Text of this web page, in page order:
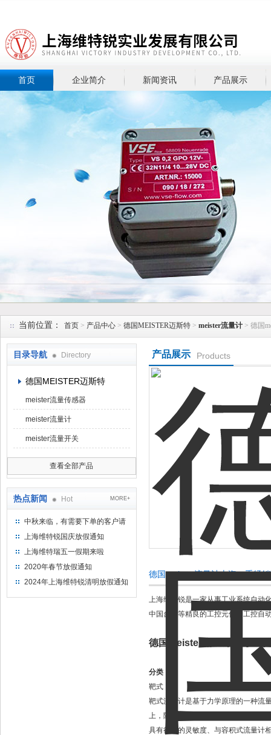
上海维特锐实业发展有限公司
首页 企业简介 新闻资讯 产品展示
当前位置： 首页 > 产品中心 > 德国MEISTER迈斯特 > meister流量计 > 德国
目录导航 Directory
德国MEISTER迈斯特
meister流量传感器
meister流量计
meister流量开关
查看全部产品
热点新闻 Hot MORE+
中秋来临，有需要下单的客户请
提前下单
上海维特锐国庆放假通知
上海维特瑞五一假期来啦
2020年春节放假通知
2024年上海维特锐清明放假通知
产品展示 Products
德国meister流量计上海一手经
上海维特锐是一家从事工业系统自动
中国台湾等精良的工控元件、工控自
德国meister流量计上海一
分类：
靶式
靶式流量计是基于力学原理的一种流
上，随着新型传感器、微电子技术的
具有很高的灵敏度、与容积式流量计